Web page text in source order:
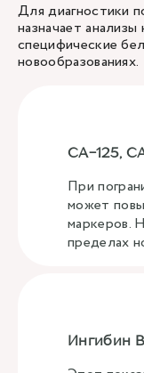
Для диагностики
назначает
специфические
новообразованиях.
СА-125,
При
может
маркеров.
пределах
Ингибин В